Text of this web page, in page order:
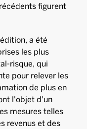
figurent
édition, a été
les plus
risque, qui
pour relever les
de plus en
l'objet d'un
mesures telles
revenus et des